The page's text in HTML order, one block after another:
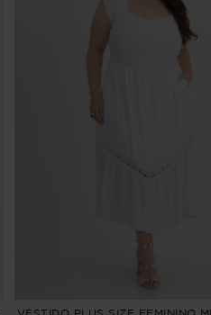
VESTIDO PLUS SIZE FEMININO